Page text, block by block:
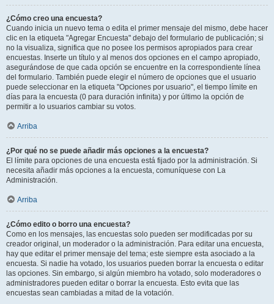
¿Cómo creo una encuesta?
Cuando inicia un nuevo tema o edita el primer mensaje del mismo, debe hacer
clic en la etiqueta "Agregar Encuesta" debajo del formulario de publicación; si
no la visualiza, significa que no posee los permisos apropiados para crear
encuestas. Inserte un título y al menos dos opciones en el campo apropiado,
asegurándose de que cada opción se encuentre en la correspondiente línea
del formulario. También puede elegir el número de opciones que el usuario
puede seleccionar en la etiqueta "Opciones por usuario", el tiempo límite en
días para la encuesta (0 para duración infinita) y por último la opción de
permitir a lo usuarios cambiar su votos.
Arriba
¿Por qué no se puede añadir más opciones a la encuesta?
El límite para opciones de una encuesta está fijado por la administración. Si
necesita añadir más opciones a la encuesta, comuníquese con La
Administración.
Arriba
¿Cómo edito o borro una encuesta?
Como en los mensajes, las encuestas solo pueden ser modificadas por su
creador original, un moderador o la administración. Para editar una encuesta,
hay que editar el primer mensaje del tema; este siempre esta asociado a la
encuesta. Si nadie ha votado, los usuarios pueden borrar la encuesta o editar
las opciones. Sin embargo, si algún miembro ha votado, solo moderadores o
administradores pueden editar o borrar la encuesta. Esto evita que las
encuestas sean cambiadas a mitad de la votación.